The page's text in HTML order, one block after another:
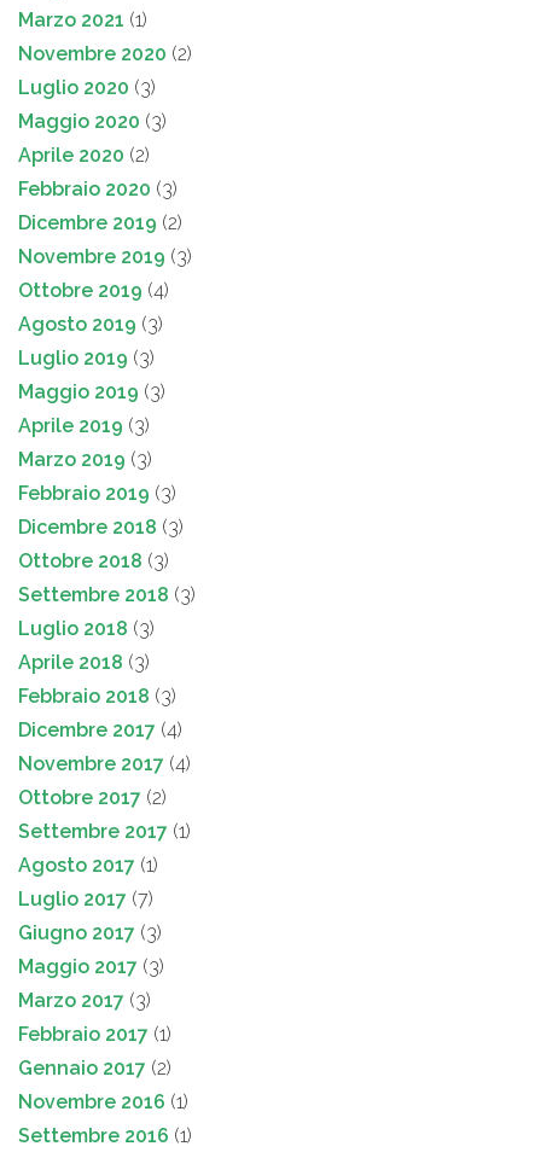
Marzo 2021 (1)
Novembre 2020 (2)
Luglio 2020 (3)
Maggio 2020 (3)
Aprile 2020 (2)
Febbraio 2020 (3)
Dicembre 2019 (2)
Novembre 2019 (3)
Ottobre 2019 (4)
Agosto 2019 (3)
Luglio 2019 (3)
Maggio 2019 (3)
Aprile 2019 (3)
Marzo 2019 (3)
Febbraio 2019 (3)
Dicembre 2018 (3)
Ottobre 2018 (3)
Settembre 2018 (3)
Luglio 2018 (3)
Aprile 2018 (3)
Febbraio 2018 (3)
Dicembre 2017 (4)
Novembre 2017 (4)
Ottobre 2017 (2)
Settembre 2017 (1)
Agosto 2017 (1)
Luglio 2017 (7)
Giugno 2017 (3)
Maggio 2017 (3)
Marzo 2017 (3)
Febbraio 2017 (1)
Gennaio 2017 (2)
Novembre 2016 (1)
Settembre 2016 (1)